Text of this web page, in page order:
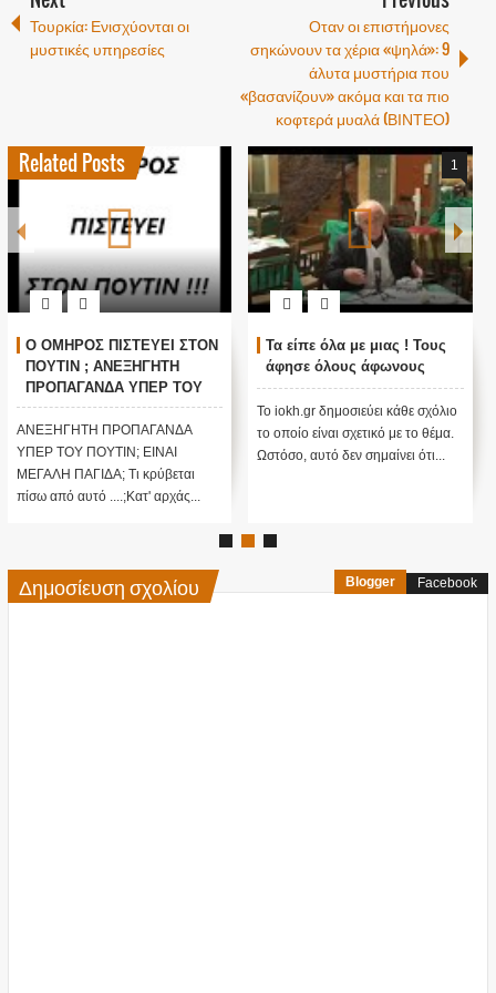
Τουρκία: Ενισχύονται οι
μυστικές υπηρεσίες
Οταν οι επιστήμονες
σηκώνουν τα χέρια «ψηλά»: 9
άλυτα μυστήρια που
«βασανίζουν» ακόμα και τα πιο
κοφτερά μυαλά (ΒΙΝΤΕΟ)
Related Posts
Ο ΟΜΗΡΟΣ ΠΙΣΤΕΥΕΙ ΣΤΟΝ
ΠΟΥΤΙΝ ; ΑΝΕΞΗΓΗΤΗ
ΠΡΟΠΑΓΑΝΔΑ ΥΠΕΡ ΤΟΥ
ΠΟΥΤΙΝ;
ΑΝΕΞΗΓΗΤΗ ΠΡΟΠΑΓΑΝΔΑ
ΥΠΕΡ ΤΟΥ ΠΟΥΤΙΝ; ΕΙΝΑΙ
ΜΕΓΑΛΗ ΠΑΓΙΔΑ; Τι κρύβεται
πίσω από αυτό ....;Κατ' αρχάς...
1
Τα είπε όλα με μιας ! Τους
άφησε όλους άφωνους
Το iokh.gr δημοσιεύει κάθε σχόλιο
το οποίο είναι σχετικό με το θέμα.
Ωστόσο, αυτό δεν σημαίνει ότι...
Δημοσίευση σχολίου Blogger Facebook